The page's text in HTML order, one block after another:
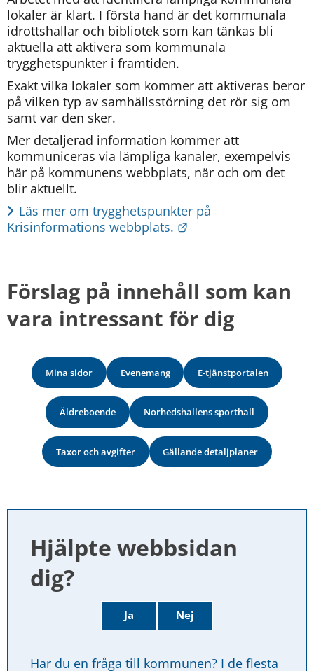
lokaler är klart. I första hand är det kommunala
idrottshallar och bibliotek som kan tänkas bli
aktuella att aktivera som kommunala
trygghetspunkter i framtiden.
Exakt vilka lokaler som kommer att aktiveras beror
på vilken typ av samhällsstörning det rör sig om
samt var den sker.
Mer detaljerad information kommer att
kommuniceras via lämpliga kanaler, exempelvis
här på kommunens webbplats, när och om det
blir aktuellt.
Läs mer om trygghetspunkter på
Krisinformations webbplats.
Förslag på innehåll som kan
vara intressant för dig
Mina sidor Evenemang E-tjänstportalen
Äldreboende Norhedshallens sporthall
Taxor och avgifter Gällande detaljplaner
Hjälpte webbsidan
dig?
Ja Nej
Har du en fråga till kommunen? I de flesta